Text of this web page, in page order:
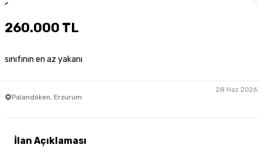
1
260.000 TL
sınıfının en az yakanı
Palandöken, Erzurum
28 Haz 2026
İlan Açıklaması